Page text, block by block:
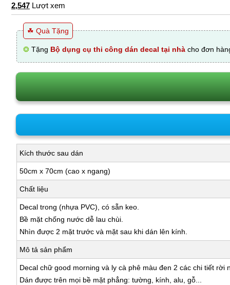
2,547 Lượt xem
☘ Quà Tặng
❂ Tặng Bộ dụng cụ thi công dán decal tại nhà cho đơn
Kích thước sau dán
50cm x 70cm (cao x ngang)
Chất liệu
Decal trong (nhựa PVC), có sẵn keo.
Bề mặt chống nước dễ lau chùi.
Nhìn được 2 mặt trước và mặt sau khi dán lên kính.
Mô tả sản phẩm
Decal chữ good morning và ly cà phê màu đen 2 các chi tiết rời
Dán được trên mọi bề mặt phẳng: tường, kính, alu, gỗ...